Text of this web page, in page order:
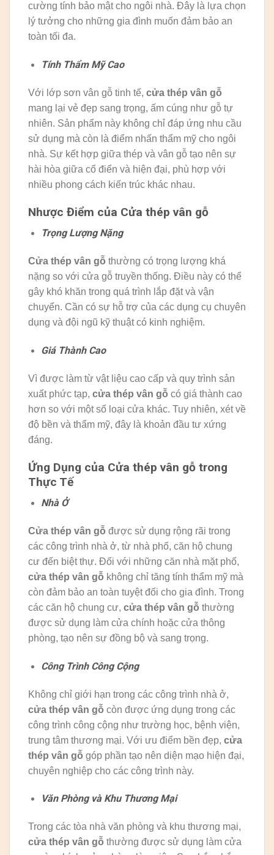
cường tính bảo mật cho ngôi nhà. Đây là lựa chọn
lý tưởng cho những gia đình muốn đảm bảo an
toàn tối đa.
Tính Thẩm Mỹ Cao
Với lớp sơn vân gỗ tinh tế, cửa thép vân gỗ
mang lại vẻ đẹp sang trọng, ấm cúng như gỗ tự
nhiên. Sản phẩm này không chỉ đáp ứng nhu cầu
sử dụng mà còn là điểm nhấn thẩm mỹ cho ngôi
nhà. Sự kết hợp giữa thép và vân gỗ tạo nên sự
hài hòa giữa cổ điển và hiện đại, phù hợp với
nhiều phong cách kiến trúc khác nhau.
Nhược Điểm của Cửa thép vân gỗ
Trọng Lượng Nặng
Cửa thép vân gỗ thường có trọng lượng khá
nặng so với cửa gỗ truyền thống. Điều này có thể
gây khó khăn trong quá trình lắp đặt và vận
chuyển. Cần có sự hỗ trợ của các dụng cụ chuyên
dụng và đội ngũ kỹ thuật có kinh nghiệm.
Giá Thành Cao
Vì được làm từ vật liệu cao cấp và quy trình sản
xuất phức tạp, cửa thép vân gỗ có giá thành cao
hơn so với một số loại cửa khác. Tuy nhiên, xét về
độ bền và thẩm mỹ, đây là khoản đầu tư xứng
đáng.
Ứng Dụng của Cửa thép vân gỗ trong
Thực Tế
Nhà Ở
Cửa thép vân gỗ được sử dụng rộng rãi trong
các công trình nhà ở, từ nhà phố, căn hộ chung
cư đến biệt thự. Đối với những căn nhà mặt phố,
cửa thép vân gỗ không chỉ tăng tính thẩm mỹ mà
còn đảm bảo an toàn tuyệt đối cho gia đình. Trong
các căn hộ chung cư, cửa thép vân gỗ thường
được sử dụng làm cửa chính hoặc cửa thông
phòng, tạo nên sự đồng bộ và sang trọng.
Công Trình Công Cộng
Không chỉ giới hạn trong các công trình nhà ở,
cửa thép vân gỗ còn được ứng dụng trong các
công trình công cộng như trường học, bệnh viện,
trung tâm thương mại. Với ưu điểm bền đẹp, cửa
thép vân gỗ góp phần tạo nên diện mạo hiện đại,
chuyên nghiệp cho các công trình này.
Văn Phòng và Khu Thương Mại
Trong các tòa nhà văn phòng và khu thương mại,
cửa thép vân gỗ thường được sử dụng làm cửa